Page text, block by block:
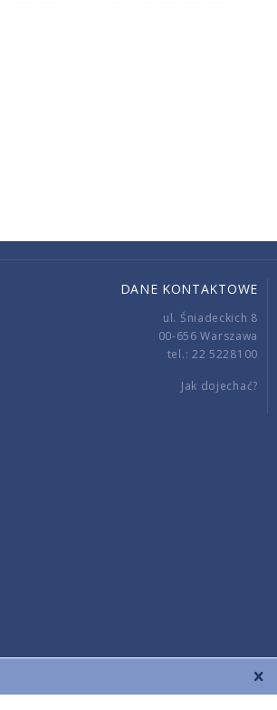
DANE KONTAKTOWE
ul. Śniadeckich 8
00-656 Warszawa
tel.: 22 5228100
Jak dojechać?